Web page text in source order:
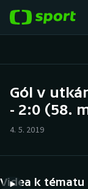
Hokej
Gól v
- 2:0 (58.
4. 5. 2019
Videa k tématu